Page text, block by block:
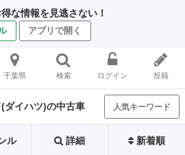
な情報を見逃さない！
アプリで開く
千葉県 検索 ログイン 投稿
ダイハツ)の中古車 人気キーワード
ル 詳細 新着順